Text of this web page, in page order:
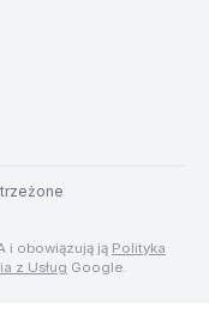
i obowiązują ją Polityka
z Usług Google.